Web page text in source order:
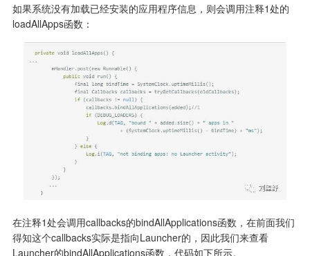
如果系统没有加载已经安装的应用程序信息，则会调用注释1处的
在注释1处会调用callbacks的bindAllApplications函数，在前面我们
得知这个callbacks实际是指向Launcher的，因此我们来查看
Launcher的bindAllApplications函数，代码如下所示。